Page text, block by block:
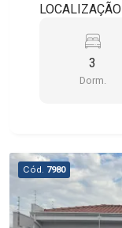
IMÓVEL:
CONSTRUÍDA: 199,43
SENDO 1
COZINHA E
EM TODA A
PORTÃO
FUNDOS,
3
Dorm.
Cód. 7980